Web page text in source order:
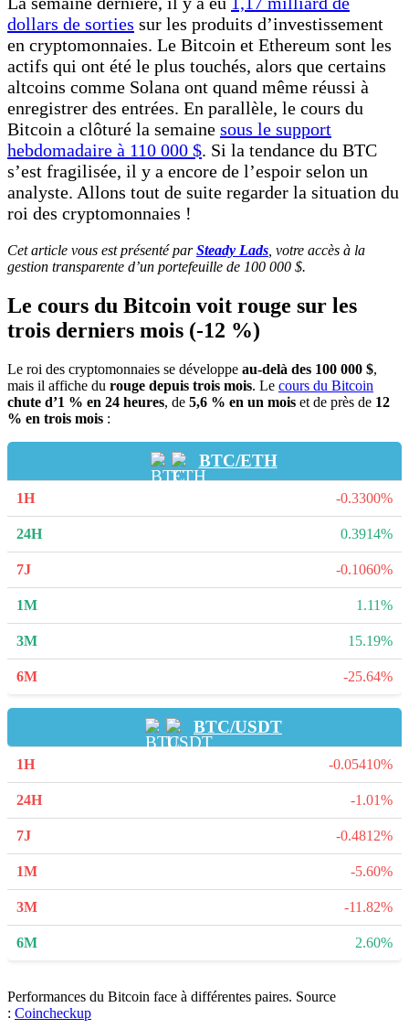
dollars de sorties sur les produits d’investissement
en cryptomonnaies. Le Bitcoin et Ethereum sont les
actifs qui ont été le plus touchés, alors que certains
altcoins comme Solana ont quand même réussi à
enregistrer des entrées. En parallèle, le cours du
Bitcoin a clôturé la semaine sous le support
hebdomadaire à 110 000 $. Si la tendance du BTC
s’est fragilisée, il y a encore de l’espoir selon un
analyste. Allons tout de suite regarder la situation du
roi des cryptomonnaies !
Cet article vous est présenté parSteady Lads , votre accès à la
gestion transparente d’un portefeuille de 100 000 $.
Le cours du Bitcoin voit rouge sur les
trois derniers mois (-12 %)
Le roi des cryptomonnaies se développe au-delà des 100 000 $,
mais il affiche du rouge depuis trois mois. Le cours du Bitcoin
chute d’1 % en 24 heures, de 5,6 % en un mois et de près de 12
% en trois mois :
BTC/ETH
-0.3300%
0.3914%
-0.1060%
1.11%
15.19%
-25.64%
BTC/USDT
-0.05410%
-1.01%
-0.4812%
-5.60%
-11.82%
2.60%
Performances du Bitcoin face à différentes paires. Source
: Coincheckup